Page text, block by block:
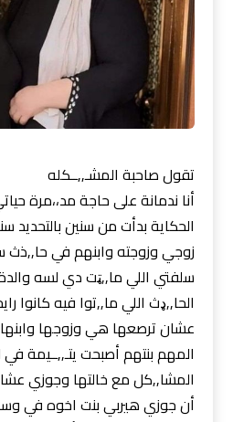
تقول صاحبة المشـ,,ــكله
أنا ندمانة على حاجة مد،،مرة
زوجي وزوجته وابنهم في حا,,ذث
سلفتي اللي ما,,ټت دي لسه
الحا,,ډث اللي ما,,توا فيه كانوا
عشان ترصعها هي وزوجها وابنها
المهم بنتهم أصبحت يتـ,,ــيمة
المشا,,كل مع خالتها وجوزي
أن جوزي هيربي بنت اخوه في